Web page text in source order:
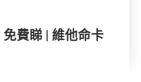
免費睇 | 維他命卡